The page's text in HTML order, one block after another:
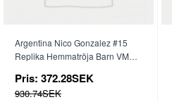
Argentina Nico Gonzalez #15
Replika Hemmatröja Barn VM
Pris: 372.28SEK
930.74SEK